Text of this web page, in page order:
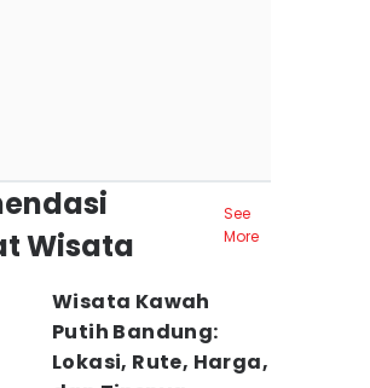
Wisata
See
More
Wisata Kawah
Putih Bandung:
Lokasi, Rute, Harga,